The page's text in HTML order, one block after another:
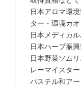
日本アロマ環
ター・環境カ
日本メディカ
日本ハーブ振
日本野菜ソム
レーマイスター
パステル和ア